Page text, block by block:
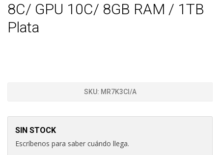
8C/ GPU 10C/ 8GB RAM / 1TB
Plata
SKU: MR7K3CI/A
SIN STOCK
Escríbenos para saber cuándo llega.